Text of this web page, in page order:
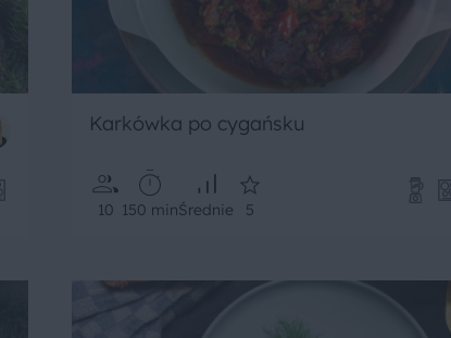
Karkówka po cygańsku
10 150 minŚrednie 5